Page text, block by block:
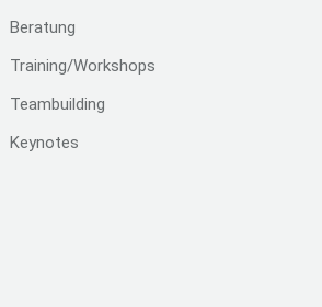
Beratung
Training/Workshops
Teambuilding
Keynotes